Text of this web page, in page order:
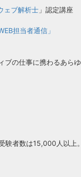
ェブ解析士 」認定講座
担当者通信」
ブの仕事に携わるあら
験者数は15,000人以